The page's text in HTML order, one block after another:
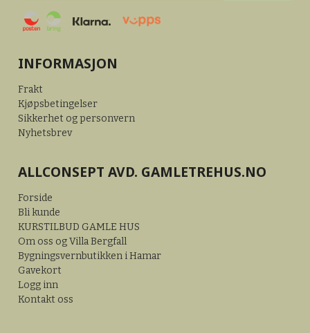
INFORMASJON
Frakt
Kjøpsbetingelser
Sikkerhet og personvern
Nyhetsbrev
ALLCONSEPT AVD. GAMLETREHUS.NO
Forside
Bli kunde
KURSTILBUD GAMLE HUS
Om oss og Villa Bergfall
Bygningsvernbutikken i Hamar
Gavekort
Logg inn
Kontakt oss